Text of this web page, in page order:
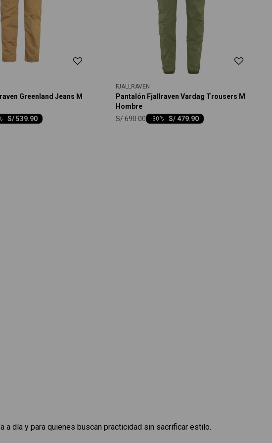
Greenland Jeans M
S/539.90
FJALLRAVEN
Pantalón Fjallraven Vardag Trousers M
Hombre
S/ 479.90
-30
S/690.00
día y para quienes buscan practicidad sin sacrificar estilo.